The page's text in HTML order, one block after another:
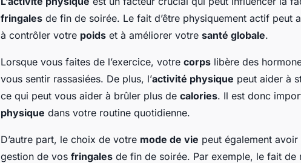
fringales de fin de soirée. Le fait d’être physiquement actif peut
à contrôler votre poids et à améliorer votre santé globale.
Lorsque vous faites de l’exercice, votre corps libère des
vous sentir rassasiées. De plus, l’activité physique peut aider à
ce qui peut vous aider à brûler plus de calories. Il est donc
physique dans votre routine quotidienne.
D’autre part, le choix de votre mode de vie peut également
gestion de vos fringales de fin de soirée. Par exemple, le fait de